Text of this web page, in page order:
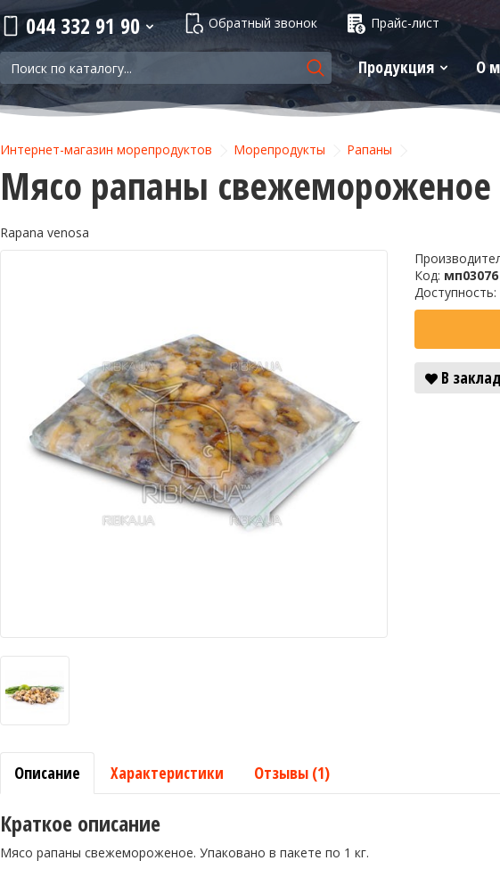
044 332 91 90 Обратный звонок Прайс-лист
Продукция О
Интернет-магазин морепродуктов Морепродукты Рапаны
Мясо рапаны свежемороженое
Rapana venosa
Код: мп03076
В
Описание Характеристики Отзывы (1)
Краткое описание
Мясо рапаны свежемороженое. Упаковано в пакете по 1 кг.